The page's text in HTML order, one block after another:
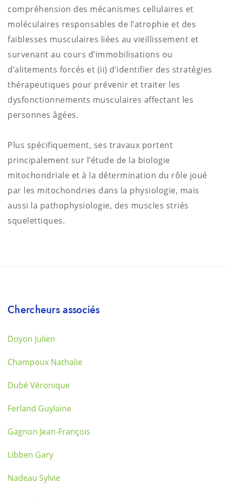
compréhension des mécanismes cellulaires et
moléculaires responsables de l’atrophie et des
faiblesses musculaires liées au vieillissement et
survenant au cours d’immobilisations ou
d’alitements forcés et (ii) d’identifier des stratégies
thérapeutiques pour prévenir et traiter les
dysfonctionnements musculaires affectant les
personnes âgées.
Plus spécifiquement, ses travaux portent
principalement sur l’étude de la biologie
mitochondriale et à la détermination du rôle joué
par les mitochondries dans la physiologie, mais
aussi la pathophysiologie, des muscles striés
squelettiques.
Chercheurs associés
Doyon Julien
Champoux Nathalie
Dubé Véronique
Ferland Guylaine
Gagnon Jean-François
Libben Gary
Nadeau Sylvie